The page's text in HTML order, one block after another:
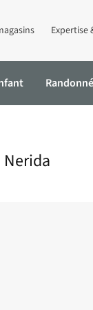
Expertise